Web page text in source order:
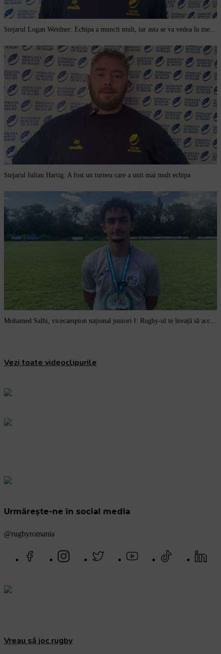
Stejarul Logan Weidner: Echipa a muncit mult, iar asta se va vedea în meciurile de la Nations Cup
Stejarul Iulian Hartig: A fost un turneu care a unit mai mult echipa
Vezi toate videoclipurile
Urmărește-ne în social media
@rugbyromania
Vreau să joc rugby